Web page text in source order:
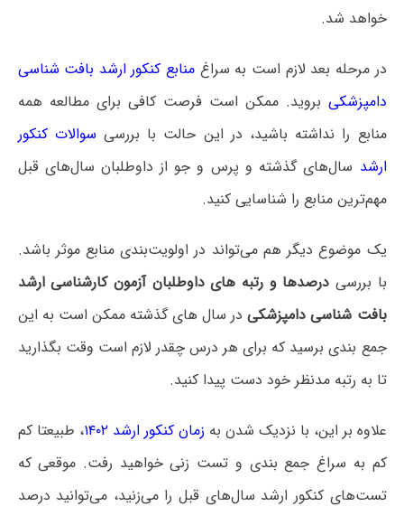
خواهد شد.
در مرحله بعد لازم است به سراغ منابع کنکور ارشد بافت شناسی
دامپزشکی بروید. ممکن است فرصت کافی برای مطالعه همه
منابع را نداشته باشید، در این حالت با بررسی سوالات کنکور
ارشد سال‌های گذشته و پرس و جو از داوطلبان سال‌های قبل
مهم‌ترین منابع را شناسایی کنید.
یک موضوع دیگر هم می‌تواند در اولویت‌بندی منابع موثر باشد.
با بررسی درصدها و رتبه های داوطلبان آزمون کارشناسی ارشد
بافت شناسی دامپزشکیدر سال های گذشته ممکن است به این
جمع بندی برسید که برای هر درس چقدر لازم است وقت بگذارید
تا به رتبه مدنظر خود دست پیدا کنید.
علاوه بر این، با نزدیک شدن به زمان کنکور ارشد ۱۴۰۲
، طبیعتا کم
کم به سراغ جمع بندی و تست زنی خواهید رفت. موقعی که
تست‌های کنکور ارشد سال‌های قبل را می‌زنید، می‌توانید درصد